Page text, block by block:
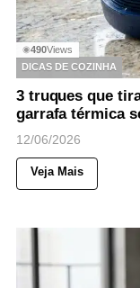
◉490Views
DICAS DE COZINHA
3 truques que
garrafa térmica
12/06/2026
Veja Mais